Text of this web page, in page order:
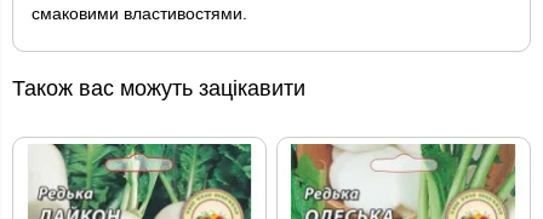
смаковими властивостями.
Також вас можуть зацікавити